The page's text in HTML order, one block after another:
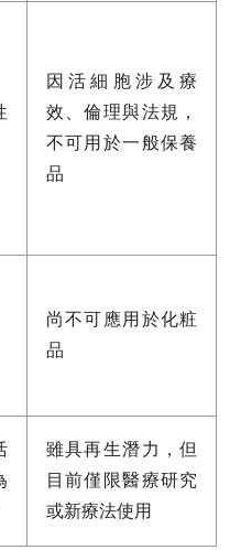
因活細胞涉及療
效、倫理與法規，
不可用於一般保養
品
尚不可應用於化粧
品
雖具再生潛力，但
目前僅限醫療研究
或新療法使用